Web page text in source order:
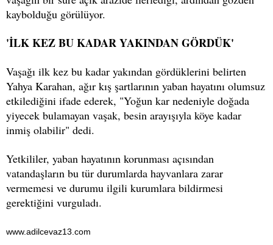
kaybolduğu görülüyor.
'İLK KEZ BU KADAR YAKINDAN GÖRDÜK'
Vaşağı ilk kez bu kadar yakından gördüklerini belirten
Yahya Karahan, ağır kış şartlarının yaban hayatını olumsuz
etkilediğini ifade ederek, "Yoğun kar nedeniyle doğada
yiyecek bulamayan vaşak, besin arayışıyla köye kadar
inmiş olabilir" dedi.
Yetkililer, yaban hayatının korunması açısından
vatandaşların bu tür durumlarda hayvanlara zarar
vermemesi ve durumu ilgili kurumlara bildirmesi
gerektiğini vurguladı.
www.adilcevaz13.com